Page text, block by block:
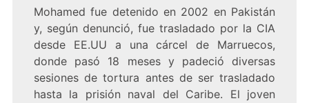
Mohamed fue detenido en 2002 en Pakistán
y, según denunció, fue trasladado por la CIA
desde EE.UU a una cárcel de Marruecos,
donde pasó 18 meses y padeció diversas
sesiones de tortura antes de ser trasladado
hasta la prisión naval del Caribe. El joven